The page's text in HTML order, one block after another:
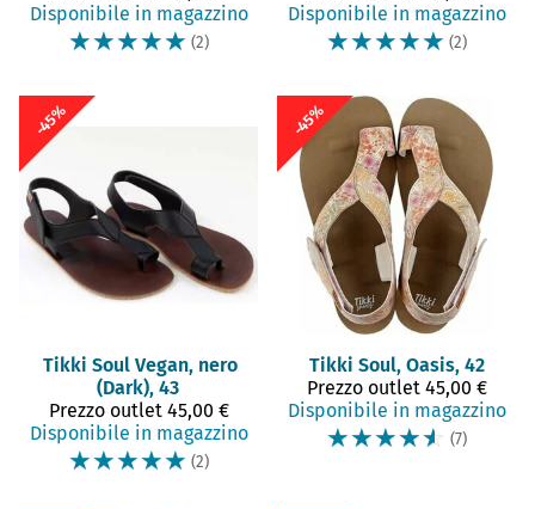
Disponibile in magazzino
☆☆☆☆☆ (2)
Disponibile in magazzino
☆☆☆☆☆ (2)
-45%
Tikki Soul Vegan, nero
(Dark), 43
Prezzo outlet45,00 €
Disponibile in magazzino
☆☆☆☆☆ (2)
-45%
Tikki Soul, Oasis, 42
Prezzo outlet45,00 €
Disponibile in magazzino
☆☆☆☆☆ (7)